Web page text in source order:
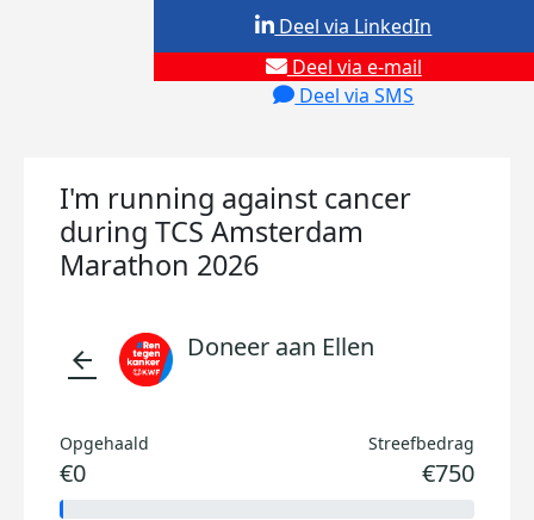
Deel via e-mail
Deel via SMS
Deel via LinkedIn
I'm running against cancer
during TCS Amsterdam
Marathon 2026
arrow_back Doneer aan Ellen
Opgehaald
€0
Streefbedrag
€750